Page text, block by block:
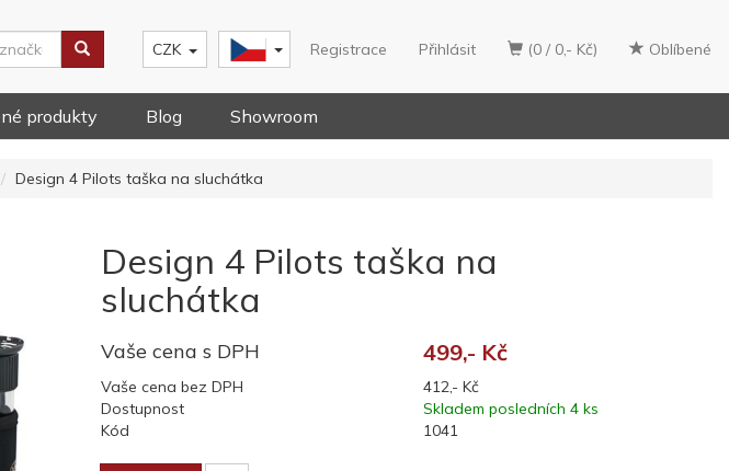
(0 / 0,- Kč) Oblíbené
Registrace Přihlásit
CZK
produkty Blog Showroom
Design 4 Pilots taška na sluchátka
Design 4 Pilots taška na
sluchátka
Vaše cena s DPH 499,- Kč
Vaše cena bez DPH
412,- Kč
Dostupnost
Skladem posledních 4 ks
Kód
1041